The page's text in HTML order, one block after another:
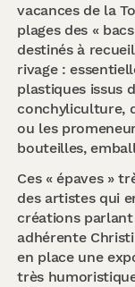
vacances de la
plages des «
destinés à
rivage :
plastiques issus
conchyliculture,
ou les
bouteilles,
Ces « épaves »
des artistes qui
créations parlant
adhérente
en place une
très